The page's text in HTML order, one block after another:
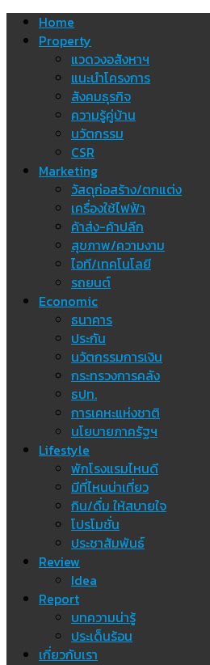
Skip Home
Property
แวดวงอสังหาฯ
แนะนำโครงการ
สังคมธุรกิจ
ความรู้คู่บ้าน
นวัตกรรม
CSR
Marketing
วัสดุก่อสร้าง/ตกแต่ง
เครื่องใช้ไฟฟ้า
ค้าส่ง-ค้าปลีก
สุขภาพ/ความงาม
ไอที/เทคโนโลยี
รถยนต์
Economic
ธนาคาร
ประกัน
นวัตกรรมการเงิน
กระทรวงการคลัง
ธปท.
การเคหะแห่งชาติ
นโยบายภาครัฐฯ
Lifestyle
พักโรงแรมไหนดี
มีที่ไหนน่าเที่ยว
กิน/ดื่ม ให้สบายใจ
โปรโมชั่น
ประชาสัมพันธ์
Review
Idea
Report
บทความน่ารู้
ประเด็นร้อน
เกี่ยวกับเรา